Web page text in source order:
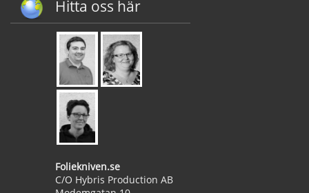
Hitta oss här
Foliekniven.se
C/O Hybris Production AB